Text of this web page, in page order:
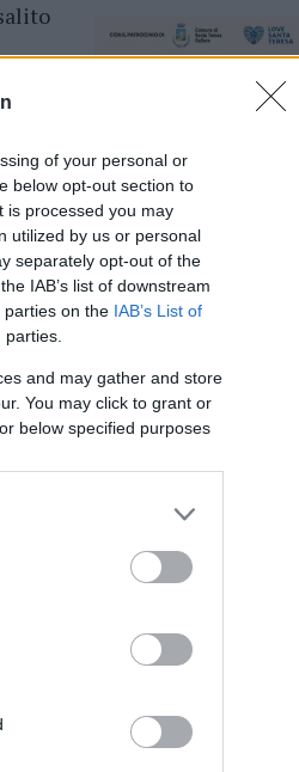
of your personal or
below opt-out section to
is processed you may
utilized by us or personal
separately opt-out of the
IAB’s list of downstream
parties on the IAB’s List of
and may gather and store
You may click to grant or
below specified purposes
NECROLOGIE